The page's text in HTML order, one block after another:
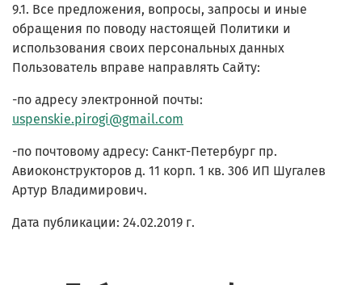
9.1. Все предложения, вопросы, запросы и иные
обращения по поводу настоящей Политики и
использования своих персональных данных
Пользователь вправе направлять Сайту:
-по адресу электронной почты:
uspenskie.pirogi@gmail.com
-по почтовому адресу: Санкт-Петербург пр.
Авиоконструкторов д. 11 корп. 1 кв. 306 ИП Шугалев
Артур Владимирович.
Дата публикации: 24.02.2019 г.